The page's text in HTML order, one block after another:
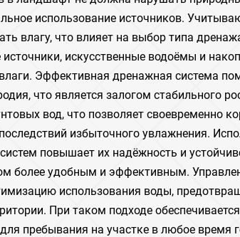
использование источников.
влагу, что влияет на выбор типа
искусственные водоёмы и
Эффективная дренажная система
что является залогом стабильного
вод, что позволяет своевременно
избыточного увлажнения.
повышает их надёжность и
более удобным и эффективным.
использования воды,
При таком подходе
пребывания на участке в любое время